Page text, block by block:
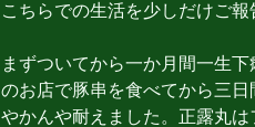
こちらでの生活を少しだけご
まずついてから一か月間一生
のお店で豚串を食べてから三
やかんや耐えました。正露丸